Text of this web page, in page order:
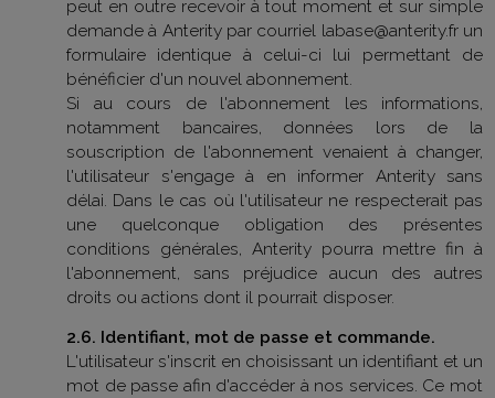
peut en outre recevoir à tout moment et sur simple
demande à Anterity par courriel labase@anterity.fr un
formulaire identique à celui-ci lui permettant de
bénéficier d'un nouvel abonnement.
Si au cours de l'abonnement les informations,
notamment bancaires, données lors de la
souscription de l'abonnement venaient à changer,
l'utilisateur s'engage à en informer Anterity sans
délai. Dans le cas où l'utilisateur ne respecterait pas
une quelconque obligation des présentes
conditions générales, Anterity pourra mettre fin à
l'abonnement, sans préjudice aucun des autres
droits ou actions dont il pourrait disposer.
2.6. Identifiant, mot de passe et commande.
L'utilisateur s'inscrit en choisissant un identifiant et un
mot de passe afin d'accéder à nos services. Ce mot